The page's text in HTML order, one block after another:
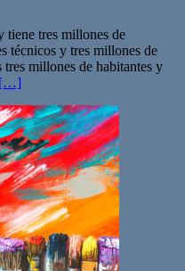
tres millones de
técnicos y tres millones de
millones de habitantes y
[…]